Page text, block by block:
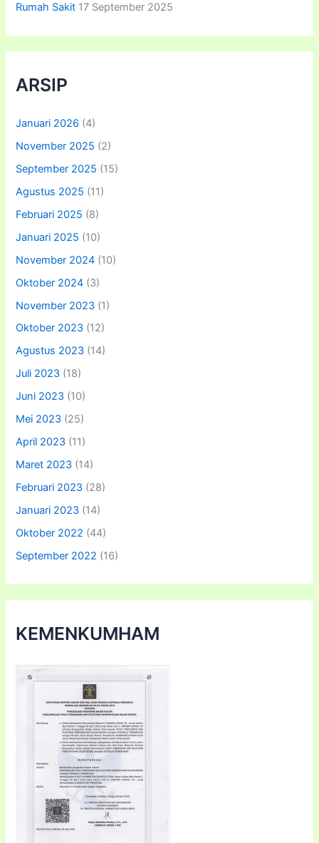
Rumah Sakit 17 September 2025
ARSIP
Januari 2026 (4)
November 2025 (2)
September 2025 (15)
Agustus 2025 (11)
Februari 2025 (8)
Januari 2025 (10)
November 2024 (10)
Oktober 2024 (3)
November 2023 (1)
Oktober 2023 (12)
Agustus 2023 (14)
Juli 2023 (18)
Juni 2023 (10)
Mei 2023 (25)
April 2023 (11)
Maret 2023 (14)
Februari 2023 (28)
Januari 2023 (14)
Oktober 2022 (44)
September 2022 (16)
KEMENKUMHAM